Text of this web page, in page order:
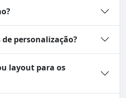
de personalização?
layout para os